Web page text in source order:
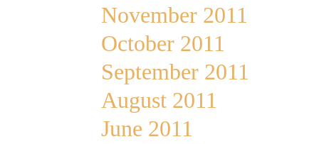
November 2011
October 2011
September 2011
August 2011
June 2011